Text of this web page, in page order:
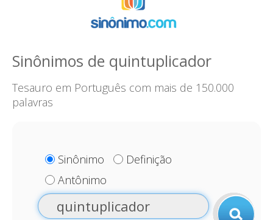
Sinônimos de quintuplicador
Tesauro em Português com mais de 150.000
palavras
Sinônimo
Definição
Antônimo